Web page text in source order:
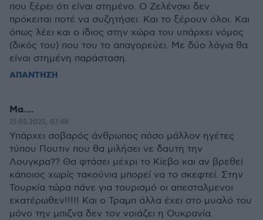
που ξέρει ότι είναι στημένο. Ο Ζελένσκι δεν
πρόκειται ποτέ να συζητήσει. Και το ξέρουν όλοι. Και
όπως λέει και ο ίδιος στην χώρα του υπάρχει νόμος
(δικός του) που του το απαγορεύει. Με δύο λόγια θα
είναι στημένη παράσταση.
ΑΠΑΝΤΗΣΗ
Μα....
15.05.2025, 07:48
Υπάρχει σοβαρός άνθρωπος πόσο μάλλον ηγέτες
τύπου Πουτιν που θα μιλήσει νε δαυτη την
Λουγκρα?? Θα φτάσει μέχρι το Κίεβο και αν βρεθεί
κάποιος χωρίς τακούνια μπορεί να το σκεφτεί. Στην
Τουρκία τώρα πάνε για τουρισμό οι απεσταλμενοι
εκατέρωθεν!!!!! Και ο Τραμπ άλλα έχει στο μυαλό του
μόνο την μπιζνα δεν τον νοιάζει η Ουκρανία.